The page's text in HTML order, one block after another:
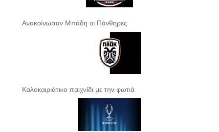
Ανακοίνωσαν Μπάδη οι Πάνθηρες
Καλοκαιριάτικο παιχνίδι με την φωτιά